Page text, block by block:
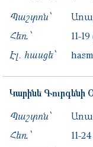
Պաշտոն՝
Հեռ․՝
11-19
Էլ. հասցե՝
Կարինե Գուրգենի
Պաշտոն՝
Հեռ․՝
11-24